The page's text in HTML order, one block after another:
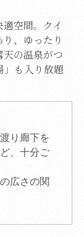
空間。 クイ
、ゆったり
の温泉がつ
」も入り放題
り廊下を
、十分ご
広さの関